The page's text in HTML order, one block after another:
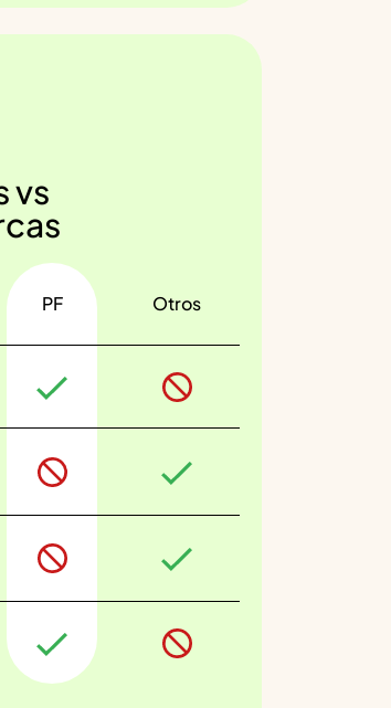
vs
PF Otros